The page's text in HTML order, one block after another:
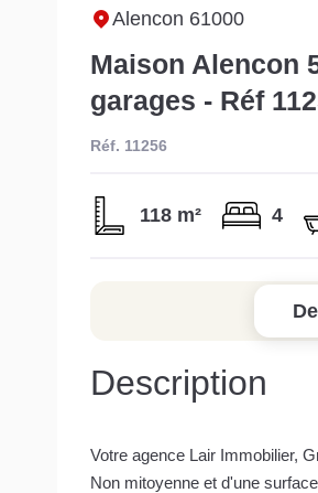
Alencon 61000
Maison Alencon
garages - Réf
Réf. 11256
118 m² 4
Description
Votre agence Lair Immobilier,
Non mitoyenne et d'une